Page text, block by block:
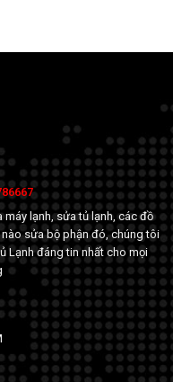
lạnh, sửa tủ lạnh, các đồ
sửa bộ phận đó, chúng tôi
Lạnh đáng tin nhất cho mọi